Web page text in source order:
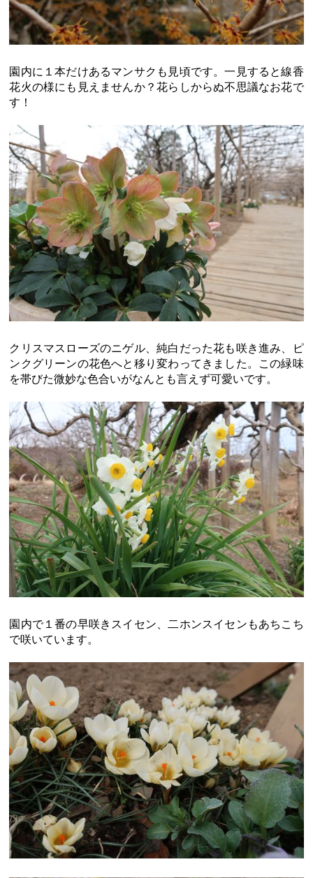
園内に１本だけあるマンサクも見頃です。一見すると線香
花火の様にも見えませんか？花らしからぬ不思議なお花で
す！
クリスマスローズのニゲル、純白だった花も咲き進み、ピ
ンクグリーンの花色へと移り変わってきました。この緑味
を帯びた微妙な色合いがなんとも言えず可愛いです。
園内で１番の早咲きスイセン、二ホンスイセンもあちこち
で咲いています。